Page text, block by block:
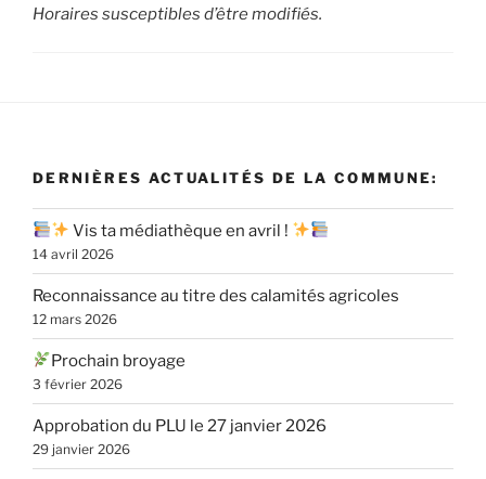
Horaires susceptibles d’être modifiés.
DERNIÈRES ACTUALITÉS DE LA COMMUNE:
Vis ta médiathèque en avril !
14 avril 2026
Reconnaissance au titre des calamités agricoles
12 mars 2026
Prochain broyage
3 février 2026
Approbation du PLU le 27 janvier 2026
29 janvier 2026